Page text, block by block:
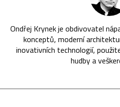
Ondřej Krynek je obdivovatel
konceptů, moderní
inovativních technologií,
hudby a